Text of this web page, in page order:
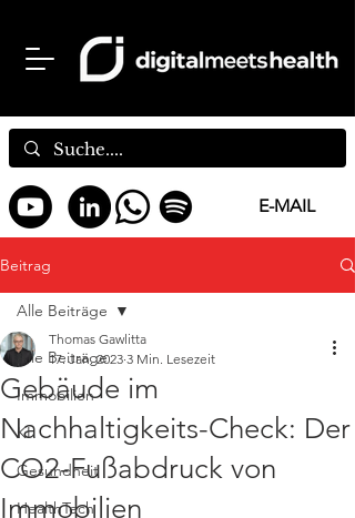
E-MAIL
Beitrag
Alle Beiträge
Immobilien
KI
Gesundheit
HealthTech
Alle Beiträge
Gebäude im
Nachhaltigkeits-Check: Der
CO2-Fußabdruck von
Immobilien
Thomas Gawlitta
17. Jan. 2023 3 Min. Lesezeit